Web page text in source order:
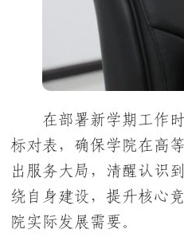
在部署新学期工作
标对表，确保学院在高
出服务大局，清醒认识
绕自身建设，提升核心
院实际发展需要。